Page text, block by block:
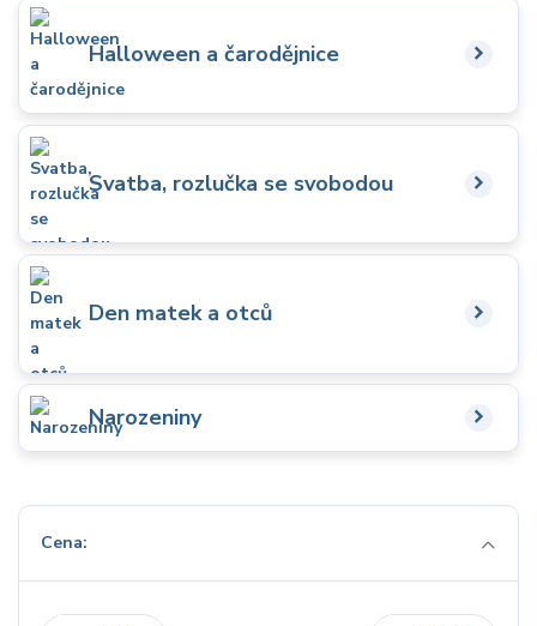
Halloween a čarodějnice
Svatba, rozlučka se svobodou
Den matek a otců
Narozeniny
Cena: